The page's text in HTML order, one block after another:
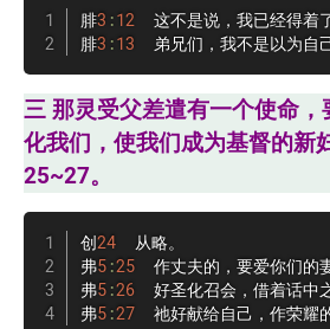
腓3 :12
这不是说，我已经得着
腓3 :13
弟兄们，我不是以为自
三 那灵受父差遣有一个使命
化我们，使我们成为基督的
25~27。
创24
  从略。
弗5 :25
作丈夫的，要爱你们的
弗5 :26
好圣化召会，借着话中
弗5 :27
祂好献给自己，作荣耀